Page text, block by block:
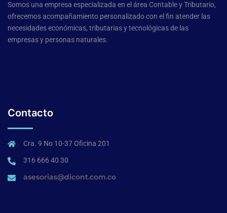
Somos una empresa especializada en el área Contable y Tributario,
ofrecemos acompañamiento personalizado con el fin atender las
necesidades económicas, tributarias y tecnológicas de las
empresas y personas naturales.
Contacto
Cra. 9 No 10-37 Oficina 201
316 666 40 30
asesorias@dicont.com.co